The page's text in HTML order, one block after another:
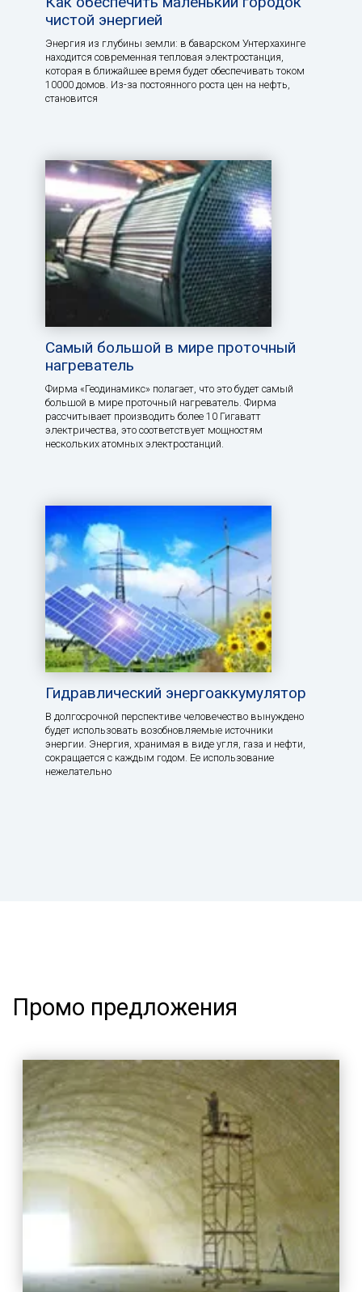
чистой энергией
Энергия из глубины земли: в баварском Унтерхахинге
находится современная тепловая электростанция,
которая в ближайшее время будет обеспечивать током
10000 домов. Из-за постоянного роста цен на нефть,
становится
Самый большой в мире проточный
нагреватель
Фирма «Геодинамикс» полагает, что это будет самый
большой в мире проточный нагреватель. Фирма
рассчитывает производить более 10 Гигаватт
электричества, это соответствует мощностям
нескольких атомных электростанций.
Гидравлический энергоаккумулятор
В долгосрочной перспективе человечество вынуждено
будет использовать возобновляемые источники
энергии. Энергия, хранимая в виде угля, газа и нефти,
сокращается с каждым годом. Ее использование
нежелательно
Промо предложения